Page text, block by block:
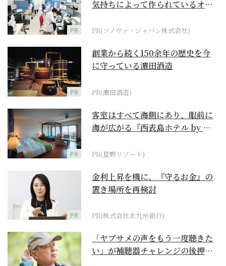
PR
気持ちによって作られているオー
PR(ソノヴァ・ジャパン株式会社)
PR
創業から続く150余年の歴史を今
に守っている濵田酒造
PR(濵田酒造)
PR
客室はすべて海側にあり、眼前に
海が広がる『西表島ホテル by 星
PR(星野リゾート)
PR
金利上昇を機に、『守るお金』の
置き場所を再検討
PR(株式会社北九州銀行)
「ヤブサメの声をもう一度聴きた
い」が補聴器チャレンジの後押し